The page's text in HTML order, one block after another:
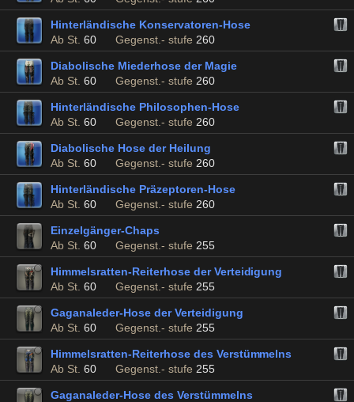
Hinterländische Konservatoren-Hose
Ab St. 60 Gegenst.- stufe 260
Diabolische Miederhose der Magie
Ab St. 60 Gegenst.- stufe 260
Hinterländische Philosophen-Hose
Ab St. 60 Gegenst.- stufe 260
Diabolische Hose der Heilung
Ab St. 60 Gegenst.- stufe 260
Hinterländische Präzeptoren-Hose
Ab St. 60 Gegenst.- stufe 260
Einzelgänger-Chaps
Ab St. 60 Gegenst.- stufe 255
Himmelsratten-Reiterhose der Verteidigung
Ab St. 60 Gegenst.- stufe 255
Gaganaleder-Hose der Verteidigung
Ab St. 60 Gegenst.- stufe 255
Himmelsratten-Reiterhose des Verstümmelns
Ab St. 60 Gegenst.- stufe 255
Gaganaleder-Hose des Verstümmelns